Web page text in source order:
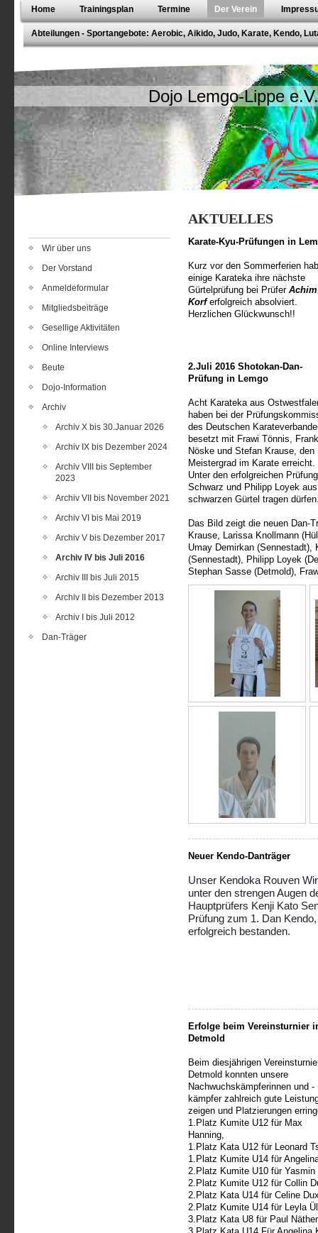
Home Trainingsplan Termine Der Verein
Abteilungen - Sportangebote: Aerobic, Aikido, Judo, Karate, Kendo,
Dojo Lemgo-Lippe
Wir über uns
Der Vorstand
Anmeldeformular
Mitgliedsbeiträge
Gesellige Aktivitäten
Online Interviews
Beute
Dojo-Information
Archiv
Archiv X bis 30.Januar 2026
Archiv IX bis Dezember 2024
Archiv VIII bis September
2023
Archiv VII bis November 2021
Archiv VI bis Mai 2019
Archiv V bis Dezember 2017
Archiv IV bis Juli 2016
Archiv III bis Juli 2015
Archiv II bis Dezember 2013
Archiv I bis Juli 2012
Dan-Träger
AKTUELLES
Karate-Kyu-Prüfungen in
Kurz vor den Sommerferien
einige Karateka ihre nächste
Gürtelprüfung bei Prüfer Achim
Korferfolgreich absolviert.
Herzlichen Glückwunsch!!
2.Juli 2016 Shotokan-Dan-
Prüfung in Lemgo
Acht Karateka aus
haben bei der
des Deutschen
besetzt mit Frawi Tönnis, Frank
Nöske und Stefan Krause, den
Meistergrad im Karate erreicht.
Unter den erfolgreichen
Schwarz und Philipp Loyek
schwarzen Gürtel tragen
Das Bild zeigt die neuen Dan-
Krause, Larissa Knollmann
Umay Demirkan (Sennestadt),
(Sennestadt), Philipp Loyek
Stephan Sasse (Detmold),
Neuer Kendo-Danträger
Unser Kendoka Rouven
unter den strengen Augen
Hauptprüfers Kenji Kato
Prüfung zum 1. Dan
erfolgreich bestanden.
Erfolge beim Vereinsturnier
Detmold
Beim diesjährigen
Detmold konnten unsere
Nachwuchskämpferinnen und -
kämpfer zahlreich gute
zeigen und Platzierungen
1.Platz Kumite U12 für Max
Hanning,
1.Platz Kata U12 für Leonard
1.Platz Kumite U14 für
2.Platz Kumite U10 für Yasmin
2.Platz Kumite U12 für Collin
2.Platz Kata U14 für Celine
2.Platz Kumite U14 für Leyla
3.Platz Kata U8 für Paul